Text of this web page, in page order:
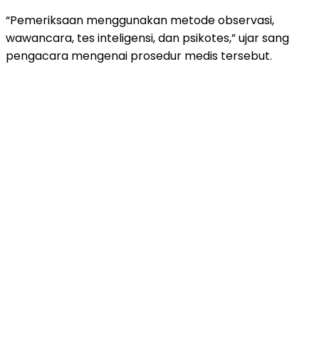
“Pemeriksaan menggunakan metode observasi,
wawancara, tes inteligensi, dan psikotes,” ujar sang
pengacara mengenai prosedur medis tersebut.